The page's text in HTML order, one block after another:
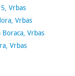
Vrbas
Vrbas
Boraca, Vrbas
Vrbas